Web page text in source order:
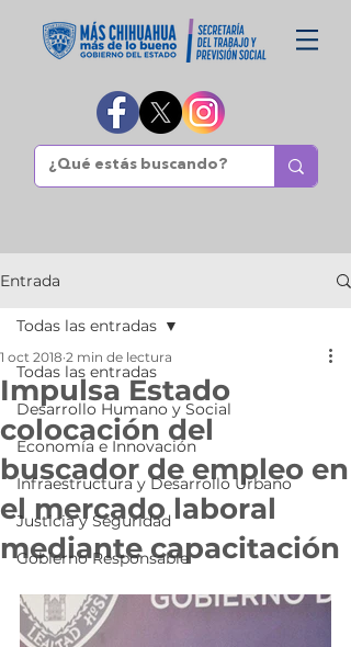
Entrada
Todas las entradas
Desarrollo Humano y Social
Economía e Innovación
Infraestructura y Desarrollo Urbano
Justicia y Seguridad
Gobierno Responsable
Todas las entradas
Impulsa Estado
colocación del
buscador de empleo en
el mercado laboral
mediante capacitación
1 oct 2018 2 min de lectura